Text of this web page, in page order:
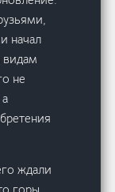
начал
видам
не
ждали
горы